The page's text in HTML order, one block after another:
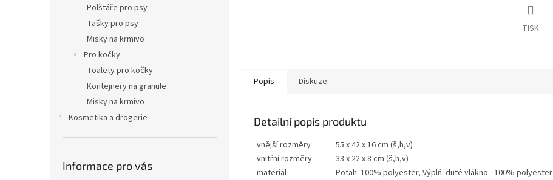
Polštáře pro psy
Tašky pro psy
Misky na krmivo
Pro kočky
Toalety pro kočky
Kontejnery na granule
Misky na krmivo
Kosmetika a drogerie
Informace pro vás
TISK
Popis Diskuze
Detailní popis produktu
vnější rozměry
55 x 42 x 16 cm (š,h,v)
vnitřní rozměry
33 x 22 x 8 cm (š,h,v)
materiál
Potah: 100% polyester, Výplň: duté vlákno - 100% polyester